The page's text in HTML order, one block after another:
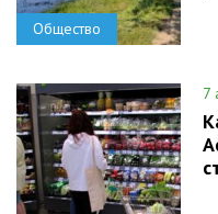
Общество
7